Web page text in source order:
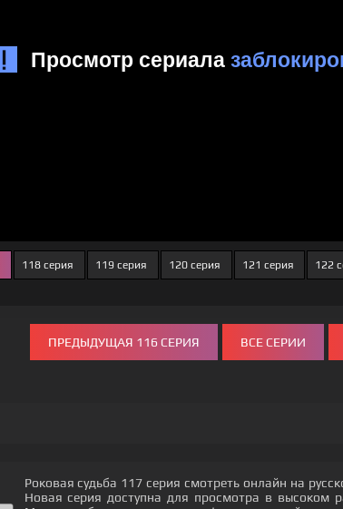
118 серия 119 серия 120 серия 121 серия 122
ПРЕДЫДУЩАЯ 116 СЕРИЯ ВСЕ СЕРИИ
Роковая судьба 117 серия смотреть онлайн на
Новая серия доступна для просмотра в высоком